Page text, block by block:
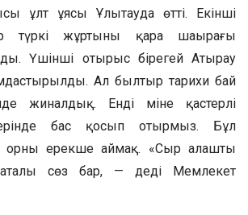
ұлт ұясы Ұлытауда өтті. Екінші
түркі жұртының қара шаңырағы
Үшінші отырыс бірегей Атырау
Ал былтыр тарихи бай
жиналдық. Енді міне қастерлі
бас қосып отырмыз. Бұл
ерекше аймақ. «Сыр алаштың
сөз бар, — деді Мемлекет